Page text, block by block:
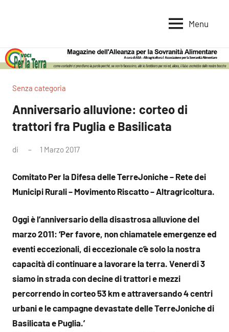
per
la
Terra
per
la
Alimentare
Menu
Senza categoria
Anniversario alluvione: corteo di
trattori fra Puglia e Basilicata
di 1 Marzo 2017
Comitato Per la Difesa delle TerreJoniche – Rete dei
Municipi Rurali – Movimento Riscatto – Altragricoltura.
Oggi è l’anniversario della disastrosa alluvione del
marzo 2011: ‘Per favore, non chiamatele emergenzeed
eventi eccezionali, di eccezionale c’è solo la nostra
capacità di continuare a lavorare la terra. Venerdi 3
siamo in strada con decine di trattori e mezzi
percorrendo in corteo 53 km e attraversando 4 centri
urbani e le campagne devastate delle TerreJoniche di
Basilicata e Puglia.’